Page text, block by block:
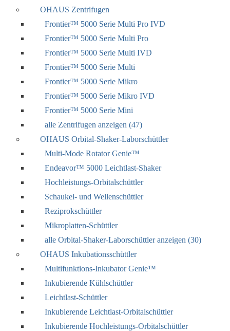
OHAUS Zentrifugen
Frontier™ 5000 Serie Multi Pro IVD
Frontier™ 5000 Serie Multi Pro
Frontier™ 5000 Serie Multi IVD
Frontier™ 5000 Serie Multi
Frontier™ 5000 Serie Mikro
Frontier™ 5000 Serie Mikro IVD
Frontier™ 5000 Serie Mini
alle Zentrifugen anzeigen (47)
OHAUS Orbital-Shaker-Laborschüttler
Multi-Mode Rotator Genie™
Endeavor™ 5000 Leichtlast-Shaker
Hochleistungs-Orbitalschüttler
Schaukel- und Wellenschüttler
Reziprokschüttler
Mikroplatten-Schüttler
alle Orbital-Shaker-Laborschüttler anzeigen (30)
OHAUS Inkubationsschüttler
Multifunktions-Inkubator Genie™
Inkubierende Kühlschüttler
Leichtlast-Schüttler
Inkubierende Leichtlast-Orbitalschüttler
Inkubierende Hochleistungs-Orbitalschüttler